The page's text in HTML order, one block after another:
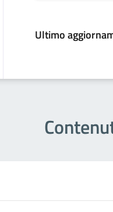
Ultimo